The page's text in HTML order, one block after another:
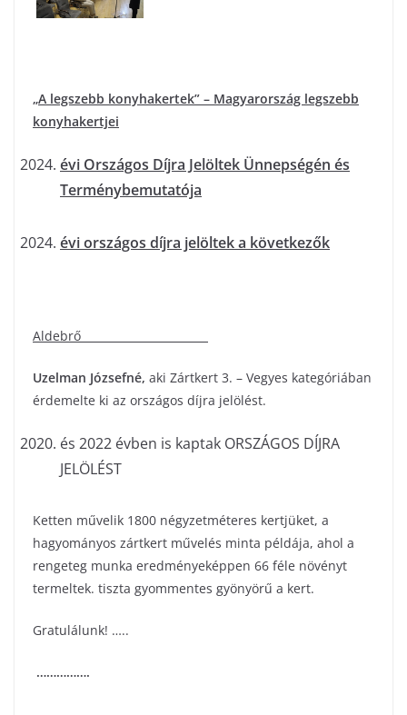
„A legszebb konyhakertek” – Magyarország legszebb
konyhakertjei
évi Országos Díjra Jelöltek Ünnepségén és
Terménybemutatója
évi országos díjra jelöltek a következők
Aldebrő
Uzelman Józsefné, aki Zártkert 3. – Vegyes kategóriában
érdemelte ki az országos díjra jelölést.
és 2022 évben is kaptak ORSZÁGOS DÍJRA
JELÖLÉST
Ketten művelik 1800 négyzetméteres kertjüket, a
hagyományos zártkert művelés minta példája, ahol a
rengeteg munka eredményeképpen 66 féle növényt
termeltek. tiszta gyommentes gyönyörű a kert.
Gratulálunk! …..
…………….